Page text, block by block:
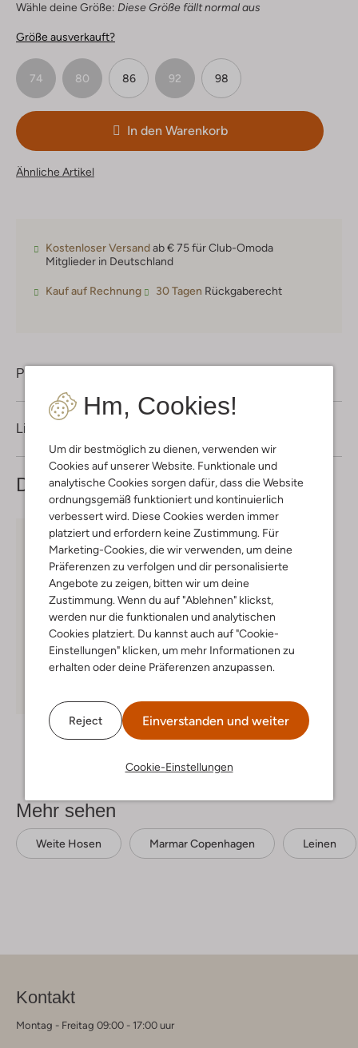
Hm, Cookies!
Um dir bestmöglich zu dienen, verwenden wir
Cookies auf unserer Website. Funktionale und
analytische Cookies sorgen dafür, dass die Website
ordnungsgemäß funktioniert und kontinuierlich
verbessert wird. Diese Cookies werden immer
platziert und erfordern keine Zustimmung. Für
Marketing-Cookies, die wir verwenden, um deine
Präferenzen zu verfolgen und dir personalisierte
Angebote zu zeigen, bitten wir um deine
Zustimmung. Wenn du auf "Ablehnen" klickst,
werden nur die funktionalen und analytischen
Cookies platziert. Du kannst auch auf "Cookie-
Einstellungen" klicken, um mehr Informationen zu
erhalten oder deine Präferenzen anzupassen.
Reject Einverstanden und weiter
Cookie-Einstellungen
Wähle deine Größe: Diese Größe fällt normal aus
Größe ausverkauft?
74 80 86 92 98
In den Warenkorb
Ähnliche Artikel
Kostenloser Versandab € 75 für Club-Omoda
Mitglieder in Deutschland
Kauf auf Rechnung 30 Tagen Rückgaberecht
Produktinformation
Lieferung & Rückgabe
Das könnte dir auch gefallen
-40%
Cardigans
Mehr sehen
Weite Hosen Marmar Copenhagen Leinen
Kontakt
Montag - Freitag 09:00 - 17:00 uur